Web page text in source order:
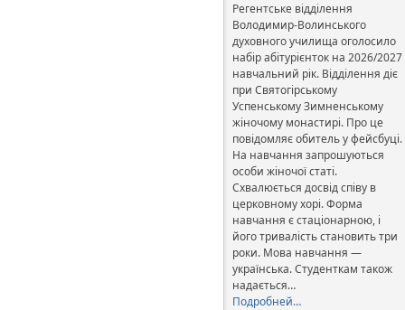
Регентське відділення
Володимир-Волинського
духовного училища оголосило
набір абітурієнток на 2026/2027
навчальний рік. Відділення діє
при Святогірському
Успенському Зимненському
жіночому монастирі. Про це
повідомляє обитель у фейсбуці.
На навчання запрошуються
особи жіночої статі.
Схвалюється досвід співу в
церковному хорі. Форма
навчання є стаціонарною, і
його тривалість становить три
роки. Мова навчання —
українська. Студенткам також
надається…
Подробней…